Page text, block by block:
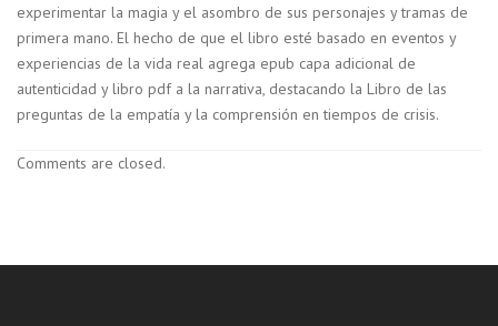
experimentar la magia y el asombro de sus personajes y tramas de
primera mano. El hecho de que el libro esté basado en eventos y
experiencias de la vida real agrega epub capa adicional de
autenticidad y libro pdf a la narrativa, destacando la Libro de las
preguntas de la empatía y la comprensión en tiempos de crisis.
Comments are closed.